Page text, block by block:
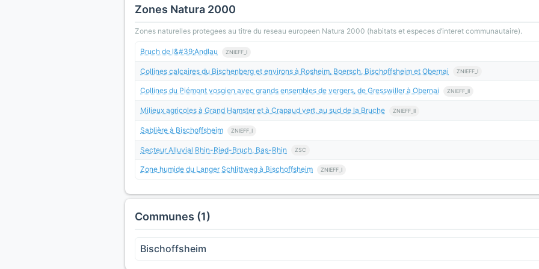
Zones Natura 2000
Zones naturelles protegees au titre du reseau europeen Natura 2000 (habitats et especes d’interet communautaire).
Bruch de l&#39;Andlau ZNIEFF_I
Collines calcaires du Bischenberg et environs à Rosheim, Boersch, Bischoffsheim et Obernai ZNIEFF_I
Collines du Piémont vosgien avec grands ensembles de vergers, de Gresswiller à Obernai ZNIEFF_II
Milieux agricoles à Grand Hamster et à Crapaud vert, au sud de la Bruche ZNIEFF_II
Sablière à Bischoffsheim ZNIEFF_I
Secteur Alluvial Rhin-Ried-Bruch, Bas-Rhin ZSC
Zone humide du Langer Schlittweg à Bischoffsheim ZNIEFF_I
Communes (1)
Bischoffsheim